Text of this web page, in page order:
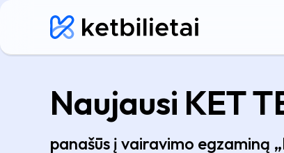
Naujausi KET
panašūs į vairavimo egzaminą